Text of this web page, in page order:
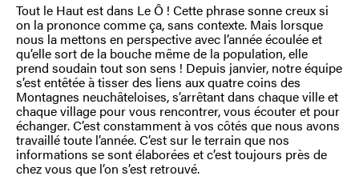
Tout le Haut est dans Le Ô ! Cette phrase sonne creux si
on la prononce comme ça, sans contexte. Mais lorsque
nous la mettons en perspective avec l’année écoulée et
qu’elle sort de la bouche même de la population, elle
prend soudain tout son sens ! Depuis janvier, notre équipe
s’est entêtée à tisser des liens aux quatre coins des
Montagnes neuchâteloises, s’arrêtant dans chaque ville et
chaque village pour vous rencontrer, vous écouter et pour
échanger. C’est constamment à vos côtés que nous avons
travaillé toute l’année. C’est sur le terrain que nos
informations se sont élaborées et c’est toujours près de
chez vous que l’on s’est retrouvé.